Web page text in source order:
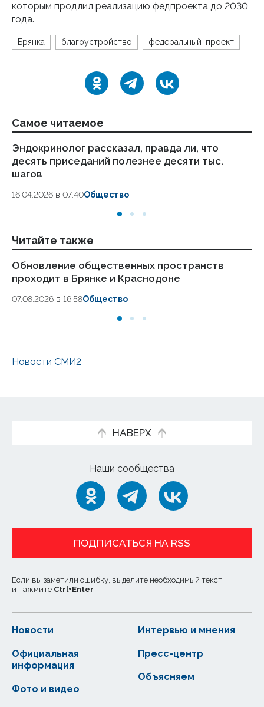
которым продлил реализацию федпроекта до 2030
года.
Брянка благоустройство федеральный_проект
Самое читаемое
Эндокринолог рассказал, правда ли, что
десять приседаний полезнее десяти тыс.
шагов
16.04.2026 в 07:40Общество
Читайте также
Обновление общественных пространств
проходит в Брянке и Краснодоне
07.08.2026 в 16:58Общество
Новости СМИ2
НАВЕРХ
Наши сообщества
ПОДПИСАТЬСЯ НА RSS
Если вы заметили ошибку, выделите необходимый текст
и нажмите Ctrl+Enter
Новости
Официальная
информация
Интервью и мнения
Фото и видео
Пресс-центр
Объясняем